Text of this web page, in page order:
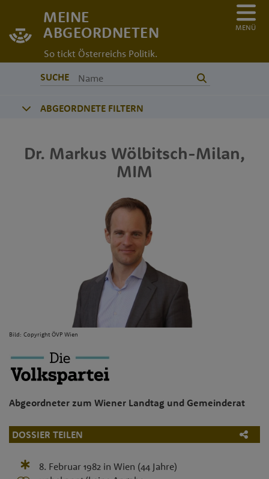
MEINE
ABGEORDNETEN
So tickt Österreichs Politik.
MENÜ
SUCHE
ABGEORDNETE FILTERN
Dr. Markus Wölbitsch-Milan,
MIM
Bild: Copyright ÖVP Wien
Abgeordneter zum Wiener Landtag und Gemeinderat
DOSSIER TEILEN
8. Februar 1982in Wien (44 Jahre)